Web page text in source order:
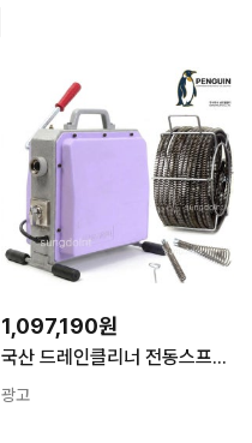
1,097,190원
국산 드레인클리너 전동스프링청소기 750W 22mm 20M 하수구청소 배관 하수구뚫는기계
광고